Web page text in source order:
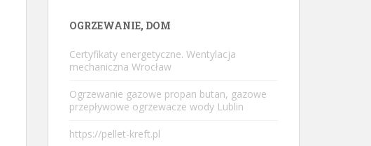
OGRZEWANIE, DOM
Certyfikaty energetyczne. Wentylacja
mechaniczna Wrocław
Ogrzewanie gazowe propan butan, gazowe
przepływowe ogrzewacze wody Lublin
https://pellet-kreft.pl